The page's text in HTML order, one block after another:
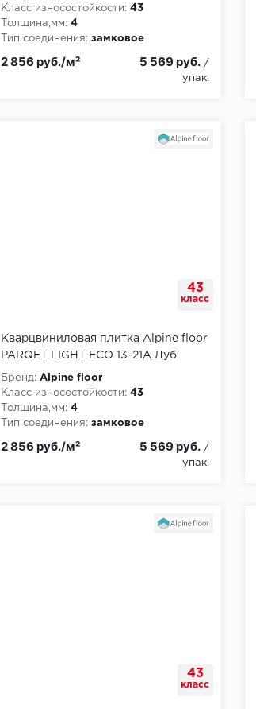
Класс износостойкости: 43
Толщина,мм: 4
Тип соединения: замковое
2 856 руб./м² 5 569 руб. /
упак.
43
класс
Кварцвиниловая плитка Alpine floor
PARQET LIGHT ECO 13-21A Дуб
Полис
Бренд: Alpine floor
Класс износостойкости: 43
Толщина,мм: 4
Тип соединения: замковое
2 856 руб./м² 5 569 руб. /
упак.
43
класс